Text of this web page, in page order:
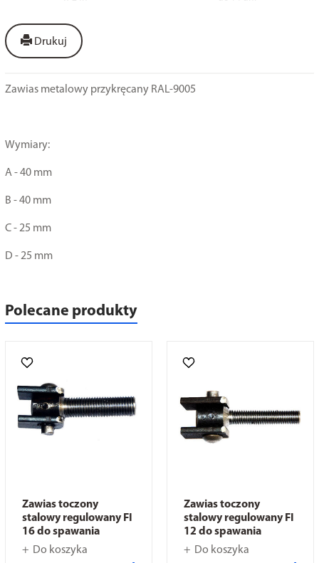
Drukuj
Zawias metalowy przykręcany RAL-9005
Wymiary:
A - 40 mm
B - 40 mm
C - 25 mm
D - 25 mm
Polecane produkty
Zawias toczony
stalowy regulowany FI
16 do spawania
Do koszyka
Zawias toczony
stalowy regulowany FI
12 do spawania
Do koszyka